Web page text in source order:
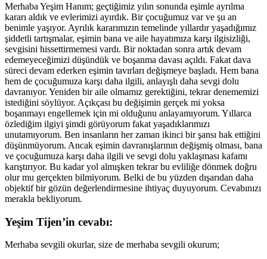
Merhaba Yeşim Hanım; geçtiğimiz yılın sonunda eşimle ayrılma
kararı aldık ve evlerimizi ayırdık. Bir çocuğumuz var ve şu an
benimle yaşıyor. Ayrılık kararımızın temelinde yıllardır yaşadığımız
şiddetli tartışmalar, eşimin bana ve aile hayatımıza karşı ilgisizliği,
sevgisini hissettirmemesi vardı. Bir noktadan sonra artık devam
edemeyeceğimizi düşündük ve boşanma davası açıldı. Fakat dava
süreci devam ederken eşimin tavırları değişmeye başladı. Hem bana
hem de çocuğumuza karşı daha ilgili, anlayışlı daha sevgi dolu
davranıyor. Yeniden bir aile olmamız gerektiğini, tekrar denememizi
istediğini söylüyor. Açıkçası bu değişimin gerçek mi yoksa
boşanmayı engellemek için mi olduğunu anlayamıyorum. Yıllarca
özlediğim ilgiyi şimdi görüyorum fakat yaşadıklarımızı
unutamıyorum. Ben insanların her zaman ikinci bir şansı hak ettiğini
düşünmüyorum. Ancak eşimin davranışlarının değişmiş olması, bana
ve çocuğumuza karşı daha ilgili ve sevgi dolu yaklaşması kafamı
karıştırıyor. Bu kadar yol almışken tekrar bu evliliğe dönmek doğru
olur mu gerçekten bilmiyorum. Belki de bu yüzden dışarıdan daha
objektif bir gözün değerlendirmesine ihtiyaç duyuyorum. Cevabınızı
merakla bekliyorum.
Yeşim Tijen’in cevabı:
Merhaba sevgili okurlar, size de merhaba sevgili okurum;